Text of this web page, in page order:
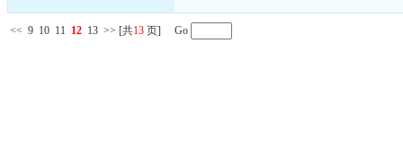
<< 9 10 11 12 13 >> [共13 页] Go